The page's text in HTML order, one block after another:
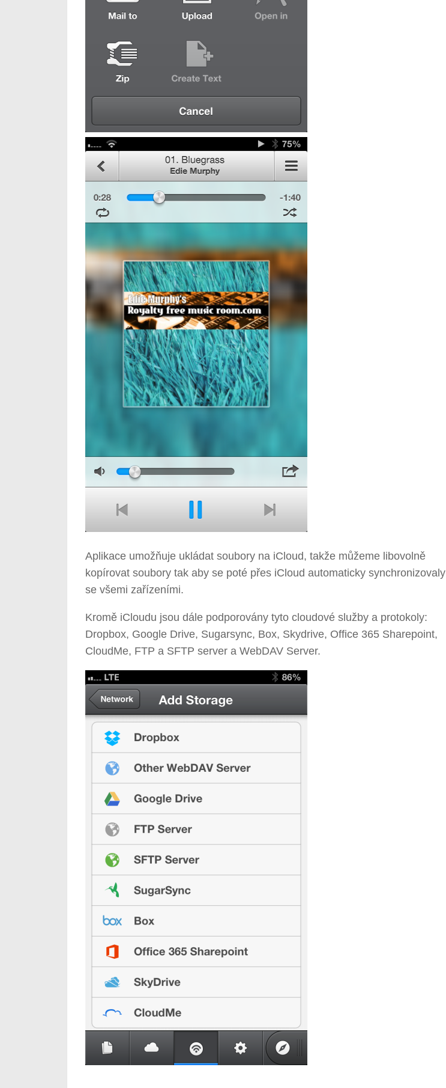
Aplikace umožňuje ukládat soubory na iCloud, takže můžeme libovolně
kopírovat soubory tak aby se poté přes iCloud automaticky synchronizovaly
se všemi zařízeními.
Kromě iCloudu jsou dále podporovány tyto cloudové služby a protokoly:
Dropbox, Google Drive, Sugarsync, Box, Skydrive, Office 365 Sharepoint,
CloudMe, FTP a SFTP server a WebDAV Server.